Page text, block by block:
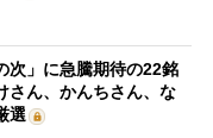
次」に急騰期待の22銘
ん、かんちさん、な
選